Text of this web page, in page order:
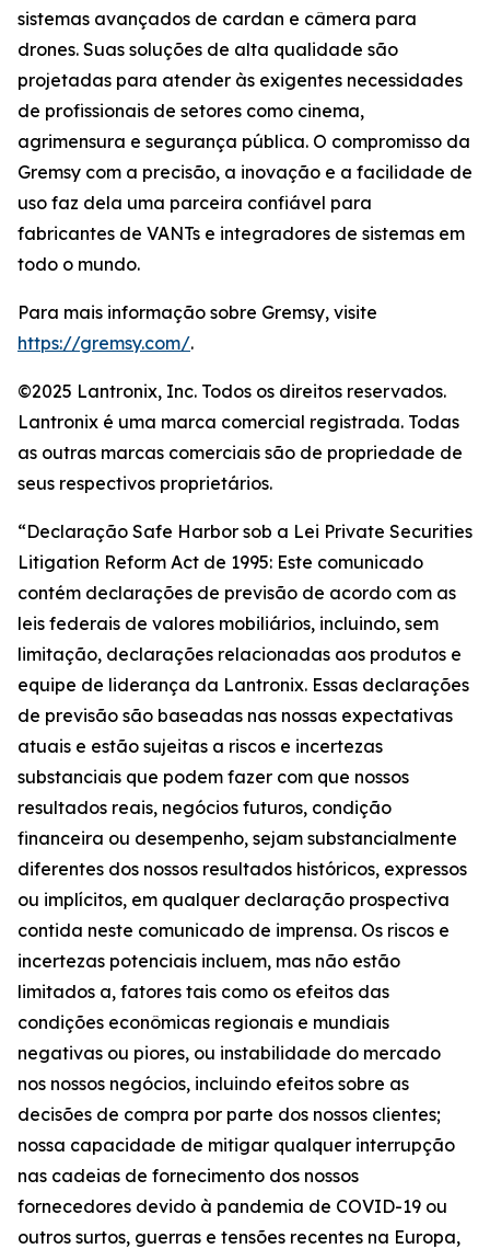
sistemas avançados de cardan e câmera para
drones. Suas soluções de alta qualidade são
projetadas para atender às exigentes necessidades
de profissionais de setores como cinema,
agrimensura e segurança pública. O compromisso da
Gremsy com a precisão, a inovação e a facilidade de
uso faz dela uma parceira confiável para
fabricantes de VANTs e integradores de sistemas em
todo o mundo.
Para mais informação sobre Gremsy, visite
https://gremsy.com/.
©2025 Lantronix, Inc. Todos os direitos reservados.
Lantronix é uma marca comercial registrada. Todas
as outras marcas comerciais são de propriedade de
seus respectivos proprietários.
“Declaração Safe Harbor sob a Lei Private Securities
Litigation Reform Act de 1995: Este comunicado
contém declarações de previsão de acordo com as
leis federais de valores mobiliários, incluindo, sem
limitação, declarações relacionadas aos produtos e
equipe de liderança da Lantronix. Essas declarações
de previsão são baseadas nas nossas expectativas
atuais e estão sujeitas a riscos e incertezas
substanciais que podem fazer com que nossos
resultados reais, negócios futuros, condição
financeira ou desempenho, sejam substancialmente
diferentes dos nossos resultados históricos, expressos
ou implícitos, em qualquer declaração prospectiva
contida neste comunicado de imprensa. Os riscos e
incertezas potenciais incluem, mas não estão
limitados a, fatores tais como os efeitos das
condições econômicas regionais e mundiais
negativas ou piores, ou instabilidade do mercado
nos nossos negócios, incluindo efeitos sobre as
decisões de compra por parte dos nossos clientes;
nossa capacidade de mitigar qualquer interrupção
nas cadeias de fornecimento dos nossos
fornecedores devido à pandemia de COVID-19 ou
outros surtos, guerras e tensões recentes na Europa,